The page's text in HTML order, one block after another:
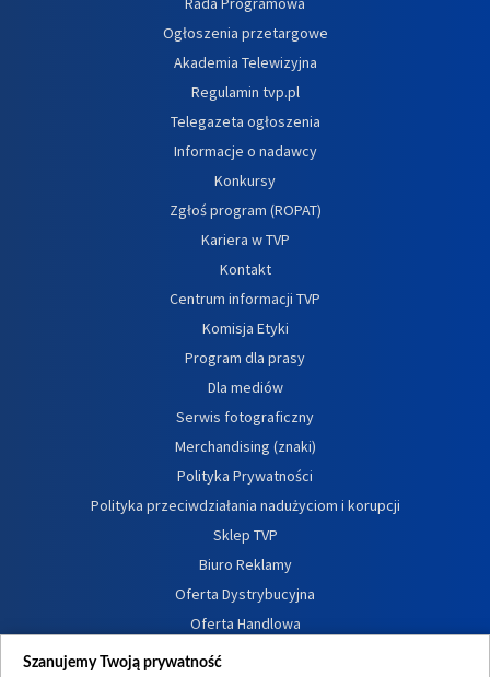
Ogłoszenia przetargowe
Akademia Telewizyjna
Regulamin tvp.pl
Telegazeta ogłoszenia
Informacje o nadawcy
Konkursy
Zgłoś program (ROPAT)
Kariera w TVP
Kontakt
Centrum informacji TVP
Komisja Etyki
Program dla prasy
Dla mediów
Serwis fotograficzny
Merchandising (znaki)
Polityka Prywatności
Polityka przeciwdziałania nadużyciom i korupcji
Sklep TVP
Biuro Reklamy
Oferta Dystrybucyjna
Oferta Handlowa
Dostępność
Szanujemy Twoją prywatność